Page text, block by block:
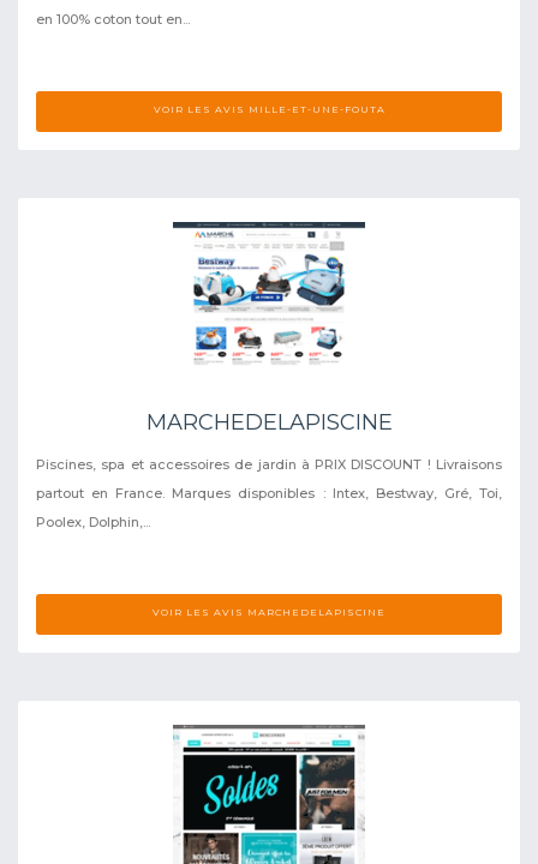
en 100% coton tout en...
VOIR LES AVIS MILLE-ET-UNE-FOUTA
MARCHEDELAPISCINE
Piscines, spa et accessoires de jardin à PRIX DISCOUNT ! Livraisons
partout en France. Marques disponibles : Intex, Bestway, Gré, Toi,
Poolex, Dolphin,...
VOIR LES AVIS MARCHEDELAPISCINE